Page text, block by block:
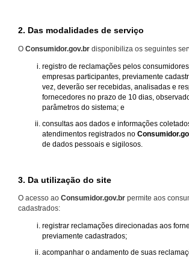
2. Das modalidades de serviço
O Consumidor.gov.br disponibiliza os seguintes
registro de reclamações pelos
empresas participantes, previamente
vez, deverão ser recebidas, analisadas e
fornecedores no prazo de 10 dias,
parâmetros do sistema; e
consultas aos dados e informações
atendimentos registrados no
de dados pessoais e sigilosos.
3. Da utilização do site
O acesso ao Consumidor.gov.br permite aos
cadastrados:
registrar reclamações direcionadas aos
previamente cadastrados;
acompanhar o andamento de suas